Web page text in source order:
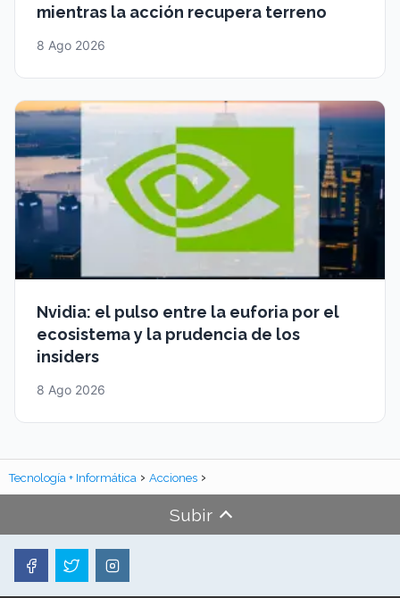
mientras la acción recupera terreno
8 Ago 2026
Nvidia: el pulso entre la euforia por el
ecosistema y la prudencia de los
insiders
8 Ago 2026
Tecnología + Informática Acciones
Subir